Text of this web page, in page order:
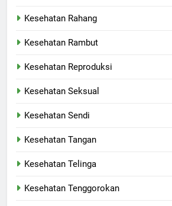
Kesehatan Rahang
Kesehatan Rambut
Kesehatan Reproduksi
Kesehatan Seksual
Kesehatan Sendi
Kesehatan Tangan
Kesehatan Telinga
Kesehatan Tenggorokan